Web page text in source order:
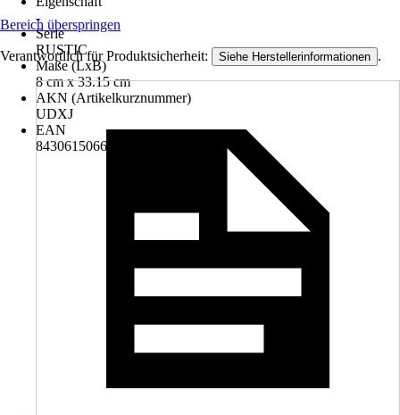
-
Serie
RUSTIC
Maße (LxB)
8 cm x 33.15 cm
AKN (Artikelkurznummer)
UDXJ
EAN
8430615066887
Bereich überspringen
Verantwortlich für Produktsicherheit: Siehe Herstellerinformationen .